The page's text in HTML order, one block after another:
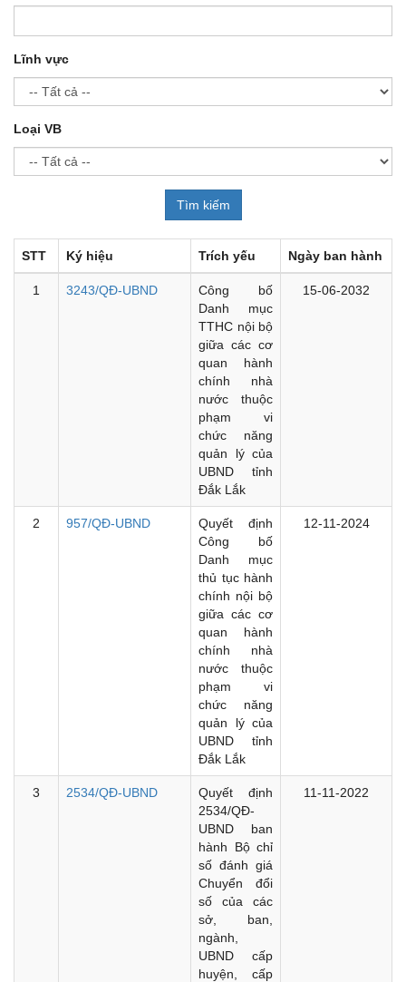
Lĩnh vực
Loại VB
STT Ký hiệu Trích yếu Ngày ban hành
1 3243/QĐ-UBND
Công bố
Danh mục
TTHC nội bộ
giữa các cơ
quan hành
chính nhà
nước thuộc
phạm vi
chức năng
quản lý của
UBND tỉnh
Đắk Lắk
15-06-2032
2 957/QĐ-UBND
Quyết định
Công bố
Danh mục
thủ tục hành
chính nội bộ
giữa các cơ
quan hành
chính nhà
nước thuộc
phạm vi
chức năng
quản lý của
UBND tỉnh
Đắk Lắk
12-11-2024
3 2534/QĐ-UBND
Quyết định
2534/QĐ-
UBND ban
hành Bộ chỉ
số đánh giá
Chuyển đổi
số của các
sở, ban,
ngành,
UBND cấp
huyện, cấp
11-11-2022